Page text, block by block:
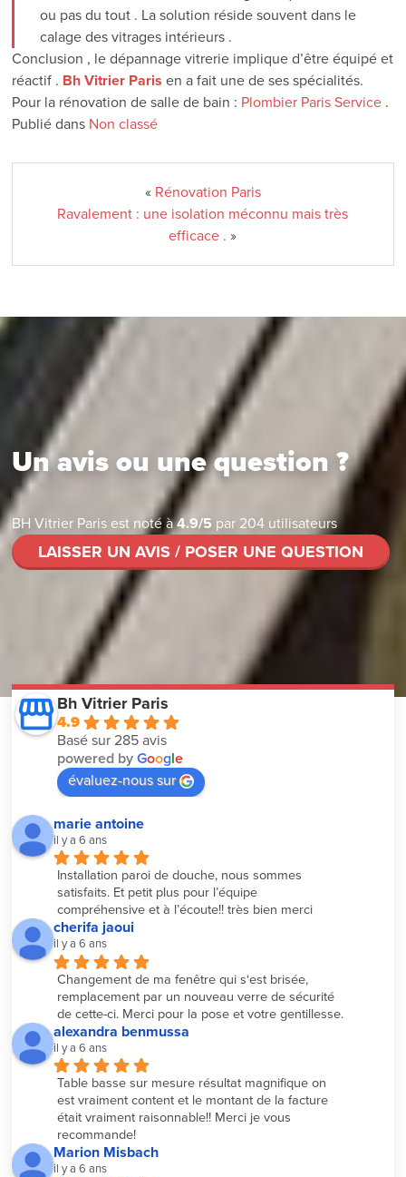
ou pas du tout . La solution réside souvent dans le
calage des vitrages intérieurs .
Conclusion , le dépannage vitrerie implique d’être équipé et
réactif . Bh Vitrier Paris en a fait une de ses spécialités.
Pour la rénovation de salle de bain : Plombier Paris Service .
Publié dans Non classé
« Rénovation Paris
Ravalement : une isolation méconnu mais très
efficace . »
Un avis ou une question ?
BH Vitrier Paris est noté à4.9/5 par 204 utilisateurs
LAISSER UN AVIS / POSER UNE QUESTION
Bh Vitrier Paris
4.9
Basé sur 285 avis
powered byGoogle
évaluez-nous sur
marie antoine
il y a 6 ans
Installation paroi de douche, nous sommes
satisfaits. Et petit plus pour l’équipe
compréhensive et à l’écoute!! très bien merci
cherifa jaoui
il y a 6 ans
Changement de ma fenêtre qui s‘est brisée,
remplacement par un nouveau verre de sécurité
de cette-ci. Merci pour la pose et votre gentillesse.
alexandra benmussa
il y a 6 ans
Table basse sur mesure résultat magnifique on
est vraiment content et le montant de la facture
était vraiment raisonnable!! Merci je vous
recommande!
Marion Misbach
il y a 6 ans